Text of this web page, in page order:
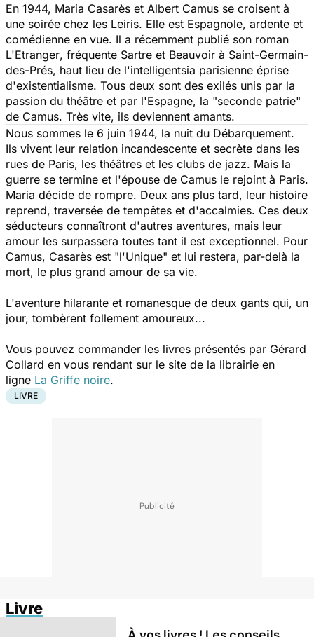
En 1944, Maria Casarès et Albert Camus se croisent à
une soirée chez les Leiris. Elle est Espagnole, ardente et
comédienne en vue. Il a récemment publié son roman
L'Etranger, fréquente Sartre et Beauvoir à Saint-Germain-
des-Prés, haut lieu de l'intelligentsia parisienne éprise
d'existentialisme. Tous deux sont des exilés unis par la
passion du théâtre et par l'Espagne, la "seconde patrie"
de Camus. Très vite, ils deviennent amants.
Nous sommes le 6 juin 1944, la nuit du Débarquement.
Ils vivent leur relation incandescente et secrète dans les
rues de Paris, les théâtres et les clubs de jazz. Mais la
guerre se termine et l'épouse de Camus le rejoint à Paris.
Maria décide de rompre. Deux ans plus tard, leur histoire
reprend, traversée de tempêtes et d'accalmies. Ces deux
séducteurs connaîtront d'autres aventures, mais leur
amour les surpassera toutes tant il est exceptionnel. Pour
Camus, Casarès est "l'Unique" et lui restera, par-delà la
mort, le plus grand amour de sa vie.
L'aventure hilarante et romanesque de deux gants qui, un
jour, tombèrent follement amoureux...
Vous pouvez commander les livres présentés par Gérard
Collard en vous rendant sur le site de la librairie en
ligne La Griffe noire.
LIVRE
Livre